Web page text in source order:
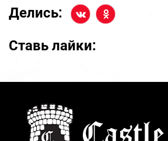
Делись:
Ставь лайки: